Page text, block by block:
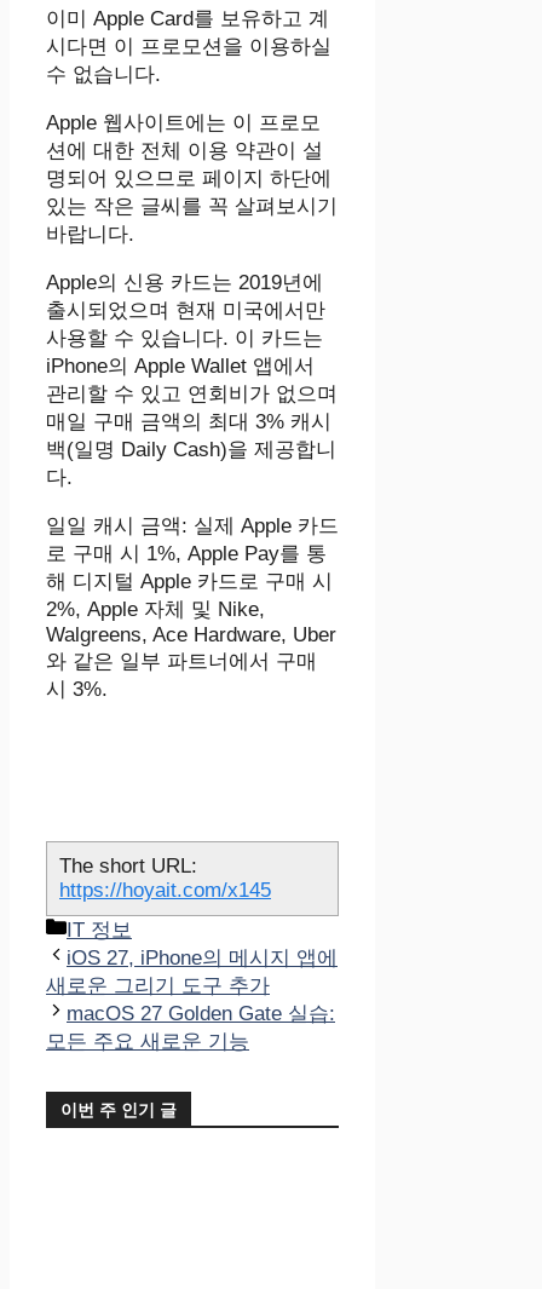
이미 Apple Card를 보유하고 계
시다면 이 프로모션을 이용하실
수 없습니다.
Apple 웹사이트에는 이 프로모
션에 대한 전체 이용 약관이 설
명되어 있으므로 페이지 하단에
있는 작은 글씨를 꼭 살펴보시기
바랍니다.
Apple의 신용 카드는 2019년에
출시되었으며 현재 미국에서만
사용할 수 있습니다. 이 카드는
iPhone의 Apple Wallet 앱에서
관리할 수 있고 연회비가 없으며
매일 구매 금액의 최대 3% 캐시
백(일명 Daily Cash)을 제공합니
다.
일일 캐시 금액: 실제 Apple 카드
로 구매 시 1%, Apple Pay를 통
해 디지털 Apple 카드로 구매 시
2%, Apple 자체 및 Nike,
Walgreens, Ace Hardware, Uber
와 같은 일부 파트너에서 구매
시 3%.
The short URL:
https://hoyait.com/x145
카
테
고
리
IT 정보
iOS 27, iPhone의 메시지 앱에
새로운 그리기 도구 추가
macOS 27 Golden Gate 실습:
모든 주요 새로운 기능
이번 주 인기 글